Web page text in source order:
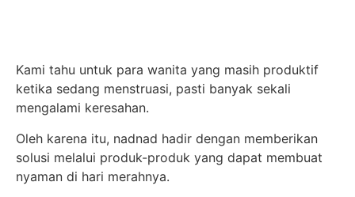
Kami tahu untuk para wanita yang masih produktif
ketika sedang menstruasi, pasti banyak sekali
mengalami keresahan.
Oleh karena itu, nadnad hadir dengan memberikan
solusi melalui produk-produk yang dapat membuat
nyaman di hari merahnya.